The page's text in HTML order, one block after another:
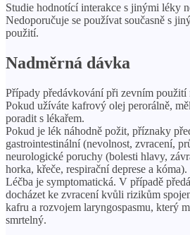
Studie hodnotící interakce s jinými léky
Nedoporučuje se používat současně s
použití.
Nadměrná dávka
Případy předávkování při zevním použití
Pokud užíváte kafrový olej perorálně,
poradit s lékařem.
Pokud je lék náhodně požit, příznaky
gastrointestinální (nevolnost, zvracení,
neurologické poruchy (bolesti hlavy,
horka, křeče, respirační deprese a kóma).
Léčba je symptomatická. V případě
docházet ke zvracení kvůli rizikům
kafru a rozvojem laryngospasmu, který
smrtelný.